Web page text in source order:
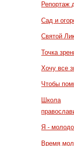
Репортаж
Сад и
Святой
Точка
Хочу все
Чтобы
Школа
Я -
Время